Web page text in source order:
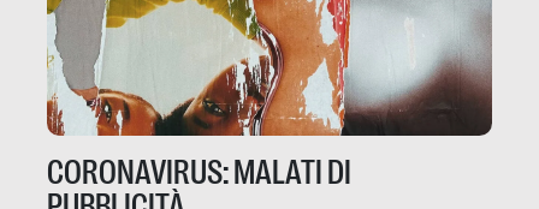
CORONAVIRUS: MALATI DI